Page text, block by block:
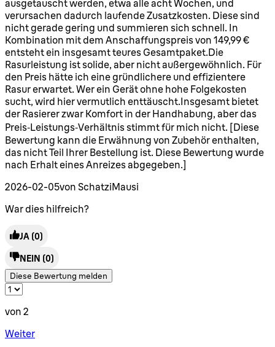
ausgetauscht werden, etwa alle acht Wochen, und
verursachen dadurch laufende Zusatzkosten. Diese sind
nicht gerade gering und summieren sich schnell. In
Kombination mit dem Anschaffungspreis von 149,99 €
entsteht ein insgesamt teures Gesamtpaket.Die
Rasurleistung ist solide, aber nicht außergewöhnlich. Für
den Preis hätte ich eine gründlichere und effizientere
Rasur erwartet. Wer ein Gerät ohne hohe Folgekosten
sucht, wird hier vermutlich enttäuscht.Insgesamt bietet
der Rasierer zwar Komfort in der Handhabung, aber das
Preis‑Leistungs‑Verhältnis stimmt für mich nicht. [Diese
Bewertung kann die Erwähnung von Zubehör enthalten,
das nicht Teil Ihrer Bestellung ist. Diese Bewertung wurde
nach Erhalt eines Anreizes abgegeben.]
2026-02-05von SchatziMausi
War dies hilfreich?
JA (0)
NEIN (0)
Diese Bewertung melden
von 2
Weiter